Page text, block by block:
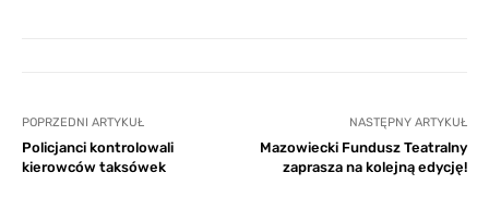
POPRZEDNI ARTYKUŁ
Policjanci kontrolowali
kierowców taksówek
NASTĘPNY ARTYKUŁ
Mazowiecki Fundusz Teatralny
zaprasza na kolejną edycję!